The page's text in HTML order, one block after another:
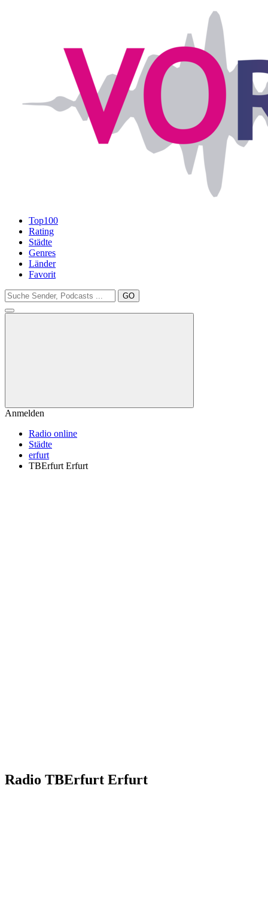
Top100
Rating
Städte
Genres
Länder
Favorit
GO
Anmelden
Radio online
Städte
erfurt
TBErfurt Erfurt
Radio TBErfurt Erfurt